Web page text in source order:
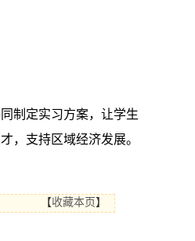
制定实习方案，让学生
，支持区域经济发展。
【收藏本页】